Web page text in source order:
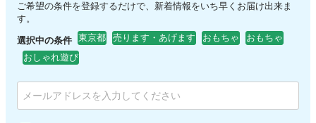
ご希望の条件を登録するだけで、新着情報をいち早くお届け出来ま
す。
選択中の条件 東京都 売ります・あげます おもちゃ
おもちゃ
おしゃれ遊び